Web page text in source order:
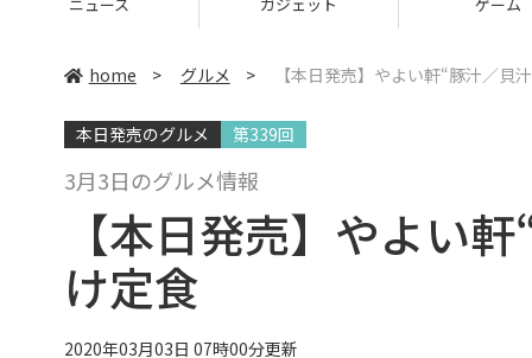
home > グルメ > 【本日発売】やよい軒“豚汁／貝
本日発売のグルメ 第339回
3月3日のグルメ情報
【本日発売】やよい
け定食
2020年03月03日 07時00分更新